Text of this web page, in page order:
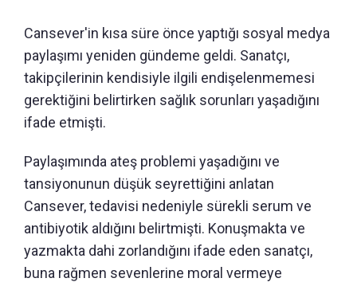
Cansever'in kısa süre önce yaptığı sosyal medya
paylaşımı yeniden gündeme geldi. Sanatçı,
takipçilerinin kendisiyle ilgili endişelenmemesi
gerektiğini belirtirken sağlık sorunları yaşadığını
ifade etmişti.
Paylaşımında ateş problemi yaşadığını ve
tansiyonunun düşük seyrettiğini anlatan
Cansever, tedavisi nedeniyle sürekli serum ve
antibiyotik aldığını belirtmişti. Konuşmakta ve
yazmakta dahi zorlandığını ifade eden sanatçı,
buna rağmen sevenlerine moral vermeye